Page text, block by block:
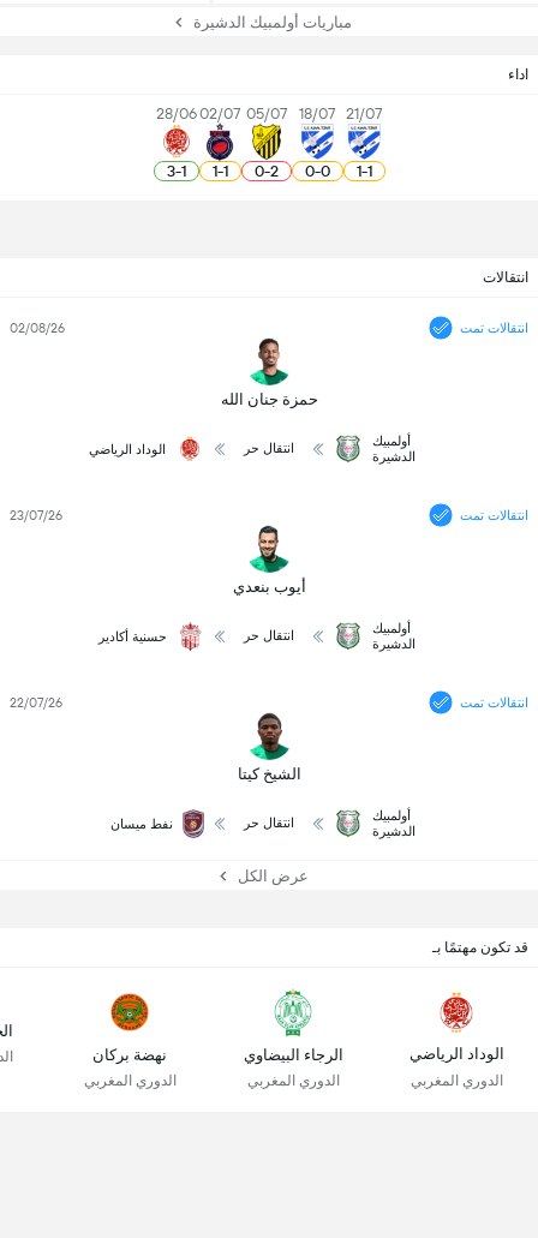
مباريات أولمبيك الدشيرة
اداء
21/07
1
-
1
18/07
0
-
0
05/07
2
-
0
02/07
1
-
1
28/06
1
-
3
انتقالات
انتقالات تمت
حمزة جنان الله
02/08/26
أولمبيك
الدشيرة
انتقال حر الوداد الرياضي
انتقالات تمت
أيوب بنعدي
23/07/26
أولمبيك
الدشيرة
انتقال حر حسنية أكادير
انتقالات تمت
الشيخ كيتا
22/07/26
أولمبيك
الدشيرة
انتقال حر نفط ميسان
عرض الكل
قد تكون مهتمًا بـ
الوداد الرياضي
الدوري المغربي
الرجاء البيضاوي
الدوري المغربي
نهضة بركان
الدوري المغربي